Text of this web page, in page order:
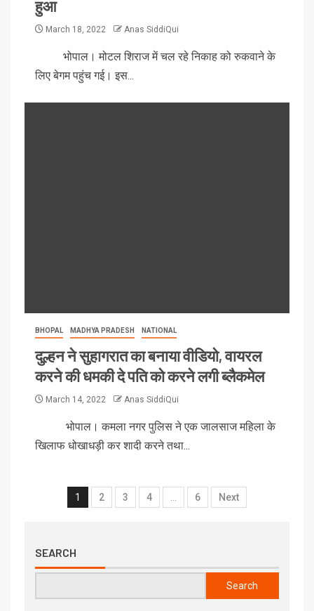
हुआ
March 18, 2022 Anas SiddiQui
भोपाल। मोटल शिराज में चल रहे निकाह को रुकवाने के
लिए बेगम पहुंच गई। इस...
BHOPAL MADHYA PRADESH NATIONAL
दुल्हन ने सुहागरात का बनाया वीडियो, वायरल
करने की धमकी दे पति को करने लगी ब्लैकमेल
March 14, 2022 Anas SiddiQui
भोपाल। कमला नगर पुलिस ने एक जालसाज महिला के
खिलाफ धोखाधड़ी कर शादी करने तथा...
1 2 3 4 6 Next
SEARCH
Search